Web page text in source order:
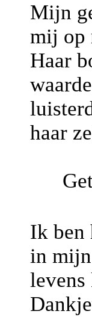
Mijn
mij op
Haar
haar
Ik ben
in mijn
levens